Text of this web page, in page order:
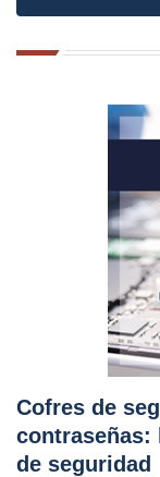
Cofres de
contraseñas:
de seguridad